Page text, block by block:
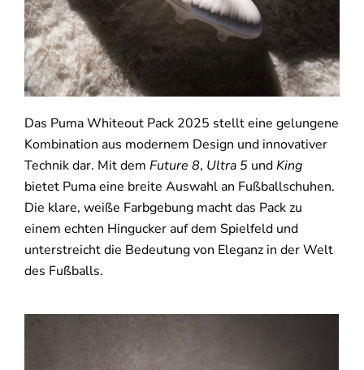
Das Puma Whiteout Pack 2025 stellt eine gelungene
Kombination aus modernem Design und innovativer
Technik dar. Mit dem Future 8, Ultra 5undKing
bietet Puma eine breite Auswahl an Fußballschuhen.
Die klare, weiße Farbgebung macht das Pack zu
einem echten Hingucker auf dem Spielfeld und
unterstreicht die Bedeutung von Eleganz in der Welt
des Fußballs.